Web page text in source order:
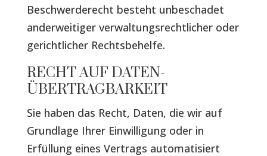
Beschwerderecht besteht unbeschadet
anderweitiger verwaltungsrechtlicher oder
gerichtlicher Rechtsbehelfe.
RECHT AUF DATEN­
ÜBERTRAG­BARKEIT
Sie haben das Recht, Daten, die wir auf
Grundlage Ihrer Einwilligung oder in
Erfüllung eines Vertrags automatisiert